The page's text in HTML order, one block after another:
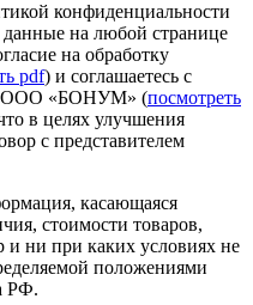
конфиденциальности
на любой странице
на обработку
pdf) и соглашаетесь с
ООО «БОНУМ» (посмотреть
в целях улучшения
с представителем
касающаяся
стоимости товаров,
ни при каких условиях не
положениями
РФ.